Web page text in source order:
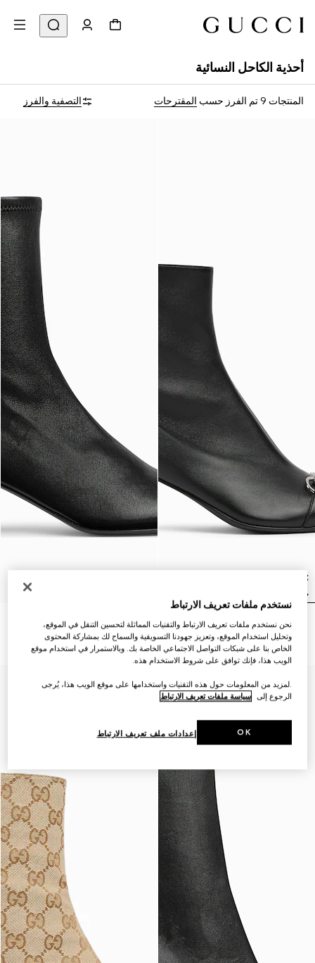
أحذية الكاحل النسائية
المنتجات 9 تم الفرز حسب المقترحات التصفية والفرز
بوت Vittoria قصير للنساء
بوت Signora قصير للنساء
€ 1.480
نستخدم ملفات تعريف الارتباط
نحن نستخدم ملفات تعريف الارتباط والتقنيات المماثلة لتحسين التنقل في الموقع،
وتحليل استخدام الموقع، وتعزيز جهودنا التسويقية والسماح لك بمشاركة المحتوى
الخاص بنا على شبكات التواصل الاجتماعي الخاصة بك. وبالاستمرار في استخدام موقع
الويب هذا، فإنك توافق على شروط الاستخدام هذه.
.لمزيد من المعلومات حول هذه التقنيات واستخدامها على موقع الويب هذا، يُرجى
الرجوع إلى سياسة ملفات تعريف الارتباط
إعدادات ملف تعريف الارتباط OK